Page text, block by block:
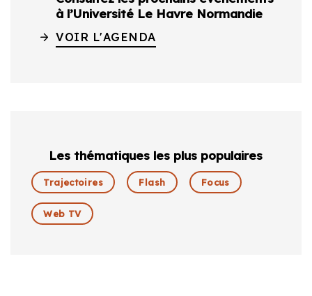
à l’Université Le Havre Normandie
VOIR L'AGENDA
Les thématiques les plus populaires
Trajectoires Flash Focus
Web TV